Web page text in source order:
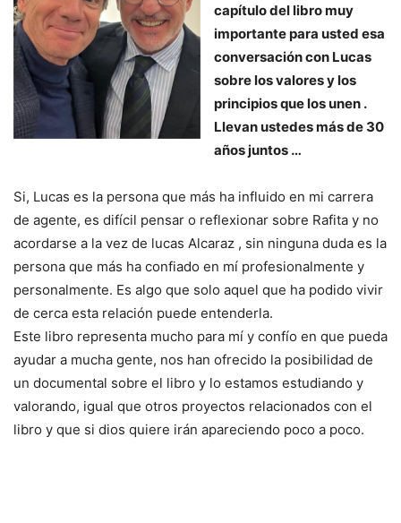
capítulo del libro muy
importante para usted esa
conversación con Lucas
sobre los valores y los
principios que los unen .
Llevan ustedes más de 30
años juntos …
Si, Lucas es la persona que más ha influido en mi carrera
de agente, es difícil pensar o reflexionar sobre Rafita y no
acordarse a la vez de lucas Alcaraz , sin ninguna duda es la
persona que más ha confiado en mí profesionalmente y
personalmente. Es algo que solo aquel que ha podido vivir
de cerca esta relación puede entenderla.
Este libro representa mucho para mí y confío en que pueda
ayudar a mucha gente, nos han ofrecido la posibilidad de
un documental sobre el libro y lo estamos estudiando y
valorando, igual que otros proyectos relacionados con el
libro y que si dios quiere irán apareciendo poco a poco.